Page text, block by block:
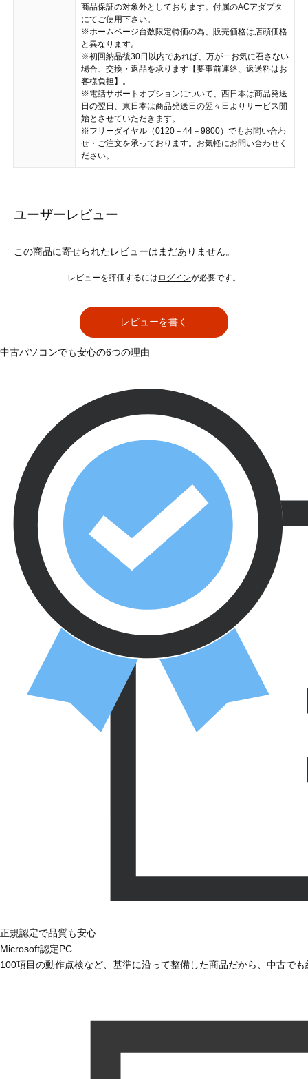
商品保証の対象外としております。付属のACアダプタ
にてご使用下さい。
※ホームページ台数限定特価の為、販売価格は店頭価格
と異なります。
※初回納品後30日以内であれば、万が一お気に召さない
場合、交換・返品を承ります【要事前連絡、返送料はお
客様負担】。
※電話サポートオプションについて、西日本は商品発送
日の翌日、東日本は商品発送日の翌々日よりサービス開
始とさせていただきます。
※フリーダイヤル（0120－44－9800）でもお問い合わ
せ・ご注文を承っております。お気軽にお問い合わせく
ださい。
ユーザーレビュー
この商品に寄せられたレビューはまだありません。
レビューを評価するには ログインが必要です。
レビューを書く
中古パソコンでも安心の6つの理由
正規認定で品質も安心
Microsoft認定PC
100項目の動作点検など、基準に沿って整備した商品だから、中古で